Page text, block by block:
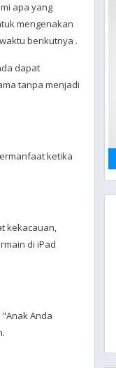
apa yang
mengenakan
berikutnya .
dapat
tanpa menjadi
ketika
kekacauan,
di iPad
Anda